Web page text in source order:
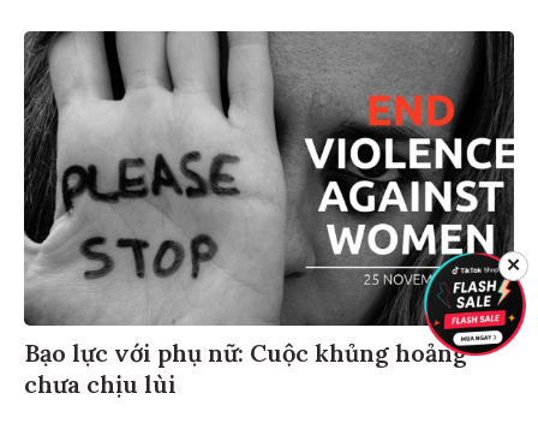
Bạo lực với phụ nữ: Cuộc khủng hoảng
chưa chịu lùi
✕